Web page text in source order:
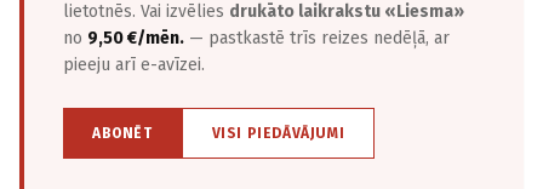
lietotnēs. Vai izvēlies drukāto laikrakstu «Liesma»
no 9,50 €/mēn. — pastkastē trīs reizes nedēļā, ar
pieeju arī e-avīzei.
ABONĒT VISI PIEDĀVĀJUMI